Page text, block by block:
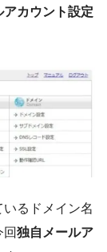
アカウント設定
るドメイン名
独自メールア